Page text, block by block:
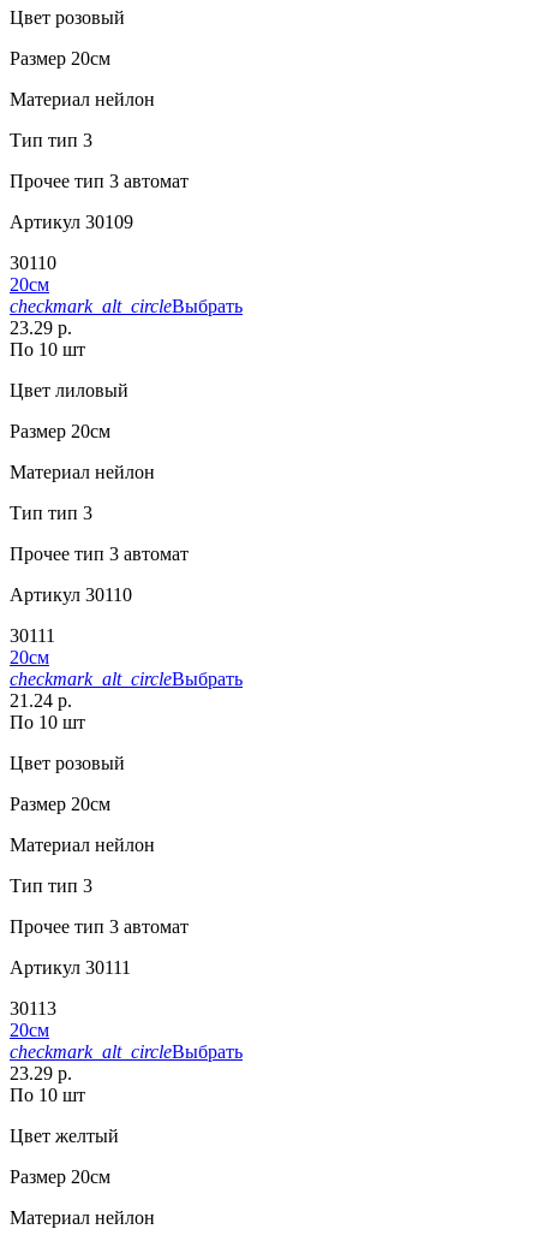
Цвет розовый
Размер 20см
Материал нейлон
Тип тип 3
Прочее тип 3 автомат
Артикул 30109
30110
20см
checkmark_alt_circleВыбрать
23.29 р.
По 10 шт
Цвет лиловый
Размер 20см
Материал нейлон
Тип тип 3
Прочее тип 3 автомат
Артикул 30110
30111
20см
checkmark_alt_circleВыбрать
21.24 р.
По 10 шт
Цвет розовый
Размер 20см
Материал нейлон
Тип тип 3
Прочее тип 3 автомат
Артикул 30111
30113
20см
checkmark_alt_circleВыбрать
23.29 р.
По 10 шт
Цвет желтый
Размер 20см
Материал нейлон